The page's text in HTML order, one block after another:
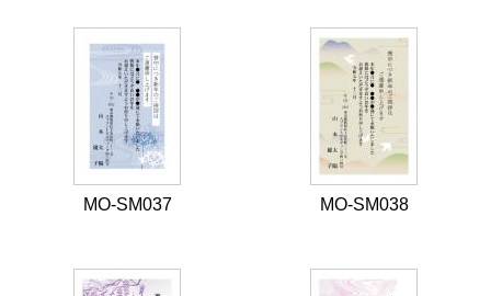
MO-SM037 MO-SM038